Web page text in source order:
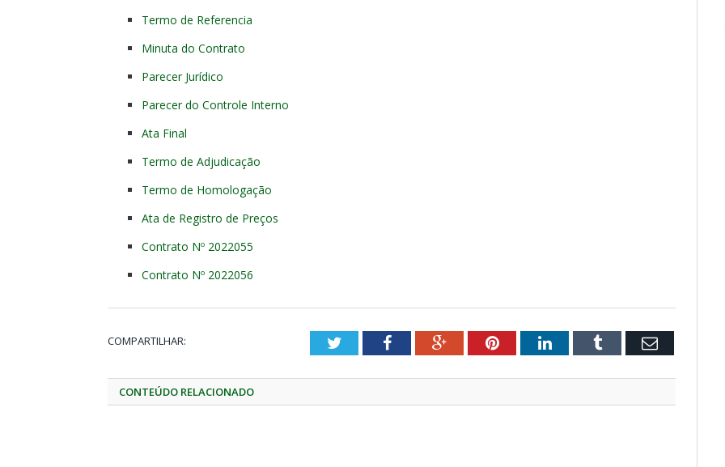
Termo de Referencia
Minuta do Contrato
Parecer Jurídico
Parecer do Controle Interno
Ata Final
Termo de Adjudicação
Termo de Homologação
Ata de Registro de Preços
Contrato Nº 2022055
Contrato Nº 2022056
COMPARTILHAR: TwitterFacebookGoogle+PinterestLinkedInTumblr Email
CONTEÚDO RELACIONADO